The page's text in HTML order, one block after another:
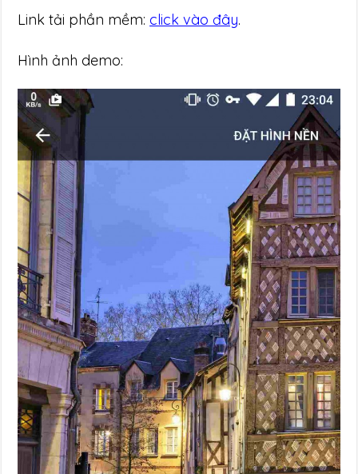
Link tải phần mềm: click vào đây.
Hình ảnh demo: